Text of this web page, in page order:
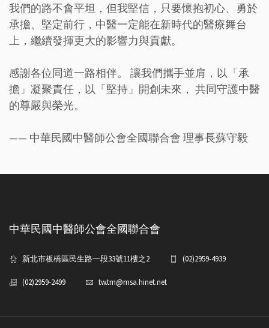
我們的路不會平坦，但我堅信，只要懷抱初心、勇於
承擔、堅定前行，中醫一定能在新時代的醫療舞台
上，繼續發揮更大的影響力與貢獻。
感謝各位同道一路相伴。 讓我們攜手並肩，以「承
擔」凝聚責任，以「堅持」開創未來， 共同守護中醫
的尊嚴與榮光。
—— 中華民國中醫師公會全國聯合會 理事長蘇守毅
中華民國中醫師公會全國聯合會
新北市板橋區民生路一段33號11樓之2 (02)2959-4939
(02)2959-2499 tw.tm@msa.hinet.net